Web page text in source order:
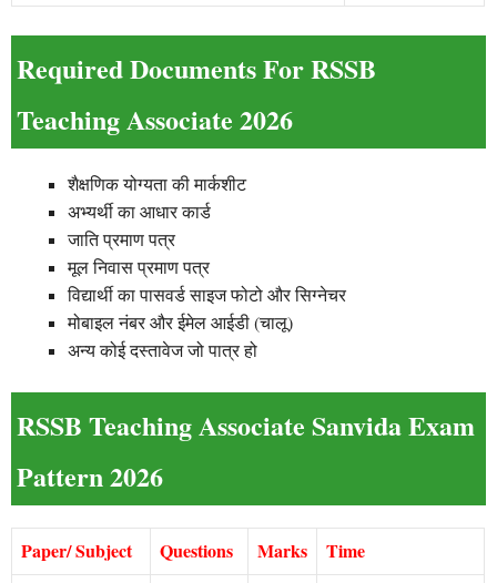
Required Documents For RSSB
Teaching Associate 2026
शैक्षणिक योग्यता की मार्कशीट
अभ्यर्थी का आधार कार्ड
जाति प्रमाण पत्र
मूल निवास प्रमाण पत्र
विद्यार्थी का पासवर्ड साइज फोटो और सिग्नेचर
मोबाइल नंबर और ईमेल आईडी (चालू)
अन्य कोई दस्तावेज जो पात्र हो
RSSB Teaching Associate Sanvida Exam
Pattern 2026
Paper/ Subject Questions Marks
Time